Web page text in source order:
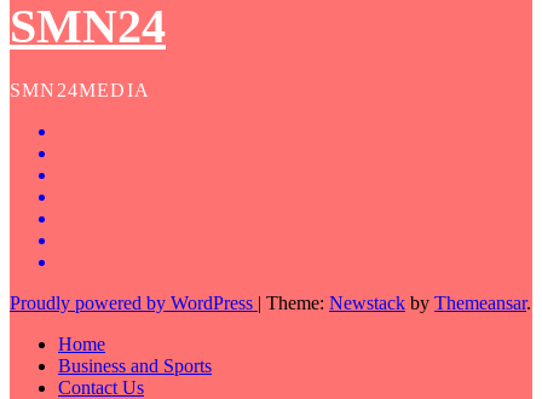
SMN24
SMN24MEDIA
Proudly powered by WordPress | Theme: Newstack by Themeansar.
Home
Business and Sports
Contact Us